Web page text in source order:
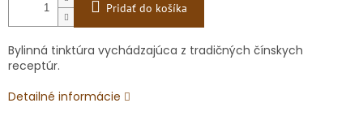
Pridať do košíka
Bylinná tinktúra vychádzajúca z tradičných čínskych
receptúr.
Detailné informácie